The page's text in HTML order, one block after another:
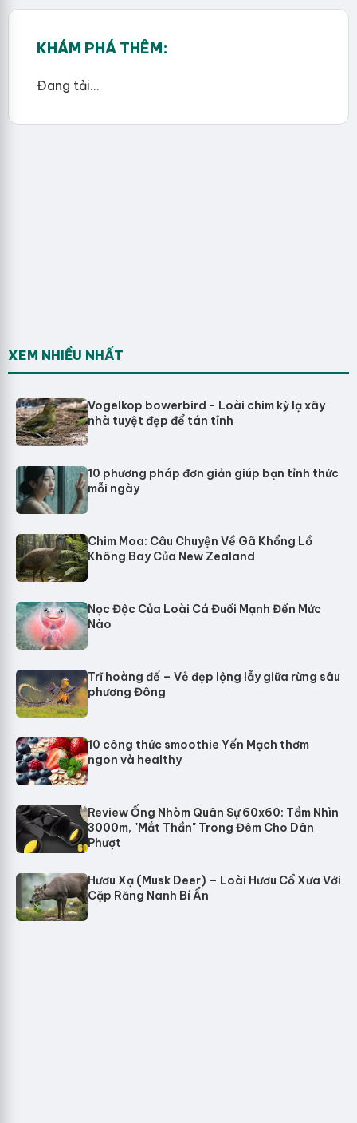
KHÁM PHÁ THÊM:
Đang tải...
XEM NHIỀU NHẤT
Vogelkop bowerbird - Loài chim kỳ lạ xây
nhà tuyệt đẹp để tán tỉnh
10 phương pháp đơn giản giúp bạn tỉnh thức
mỗi ngày
Chim Moa: Câu Chuyện Về Gã Khổng Lồ
Không Bay Của New Zealand
Nọc Độc Của Loài Cá Đuối Mạnh Đến Mức
Nào
Trĩ hoàng đế – Vẻ đẹp lộng lẫy giữa rừng sâu
phương Đông
10 công thức smoothie Yến Mạch thơm
ngon và healthy
Review Ống Nhòm Quân Sự 60x60: Tầm Nhìn
3000m, "Mắt Thần" Trong Đêm Cho Dân
Phượt
Hươu Xạ (Musk Deer) – Loài Hươu Cổ Xưa Với
Cặp Răng Nanh Bí Ẩn